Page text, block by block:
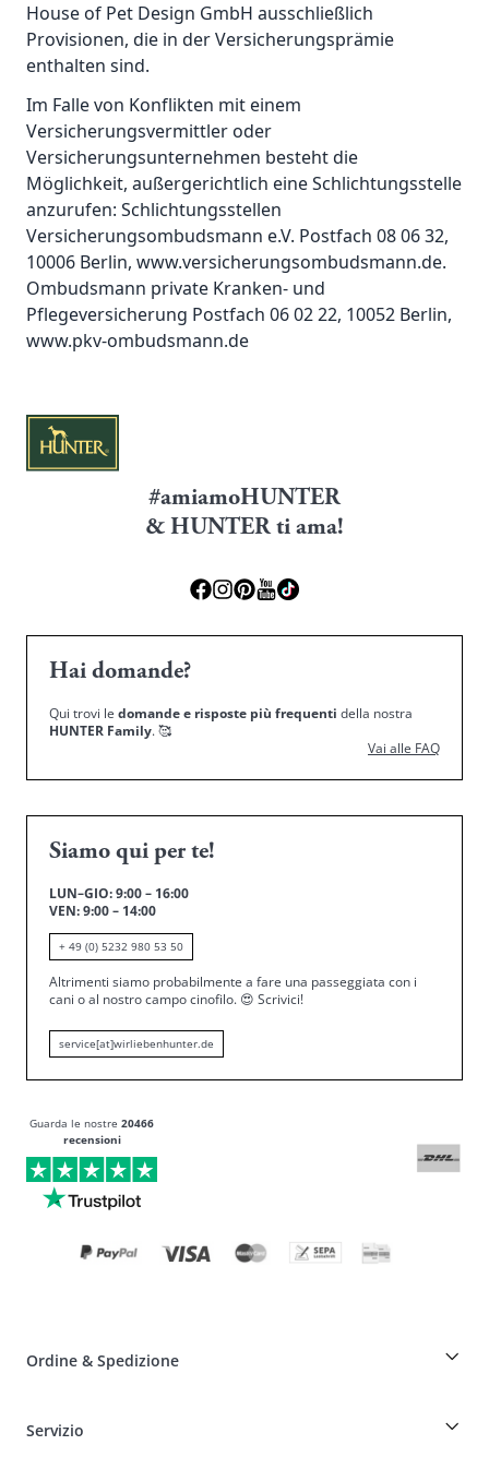
House of Pet Design GmbH ausschließlich
Provisionen, die in der Versicherungsprämie
enthalten sind.
Im Falle von Konflikten mit einem
Versicherungsvermittler oder
Versicherungsunternehmen besteht die
Möglichkeit, außergerichtlich eine Schlichtungsstelle
anzurufen: Schlichtungsstellen
Versicherungsombudsmann e.V. Postfach 08 06 32,
10006 Berlin, www.versicherungsombudsmann.de.
Ombudsmann private Kranken- und
Pflegeversicherung Postfach 06 02 22, 10052 Berlin,
www.pkv-ombudsmann.de
#amiamoHUNTER
& HUNTER ti ama!
Hai domande?
Qui trovi le domande e risposte più frequenti della nostra
HUNTER Family.🥰
Vai alle FAQ
Siamo qui per te!
LUN–GIO: 9:00 – 16:00
VEN: 9:00 – 14:00
+ 49 (0) 5232 980 53 50
Altrimenti siamo probabilmente a fare una passeggiata con i
cani o al nostro campo cinofilo. 😍 Scrivici!
service[at]wirliebenhunter.de
Guarda le nostre 20466
recensioni
Ordine & Spedizione
Offerte speciali per professionisti del mondo cinofilo
Servizio